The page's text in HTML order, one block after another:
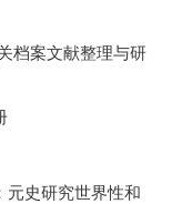
档案文献整理与研
元史研究世界性和